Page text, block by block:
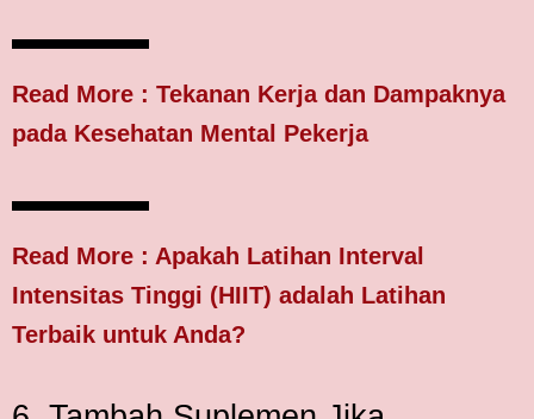
Read More : Tekanan Kerja dan Dampaknya
pada Kesehatan Mental Pekerja
Read More : Apakah Latihan Interval
Intensitas Tinggi (HIIT) adalah Latihan
Terbaik untuk Anda?